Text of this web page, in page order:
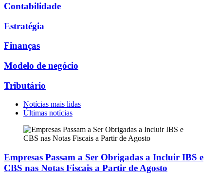
Contabilidade
Estratégia
Finanças
Modelo de negócio
Tributário
Notícias mais lidas
Últimas notícias
Empresas Passam a Ser Obrigadas a Incluir IBS e
CBS nas Notas Fiscais a Partir de Agosto